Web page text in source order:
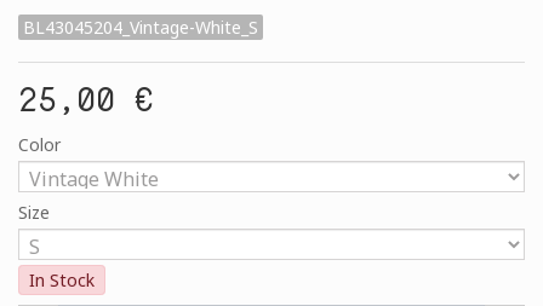
BL43045204_Vintage-White_S
25,00 €
Color
Size
In Stock